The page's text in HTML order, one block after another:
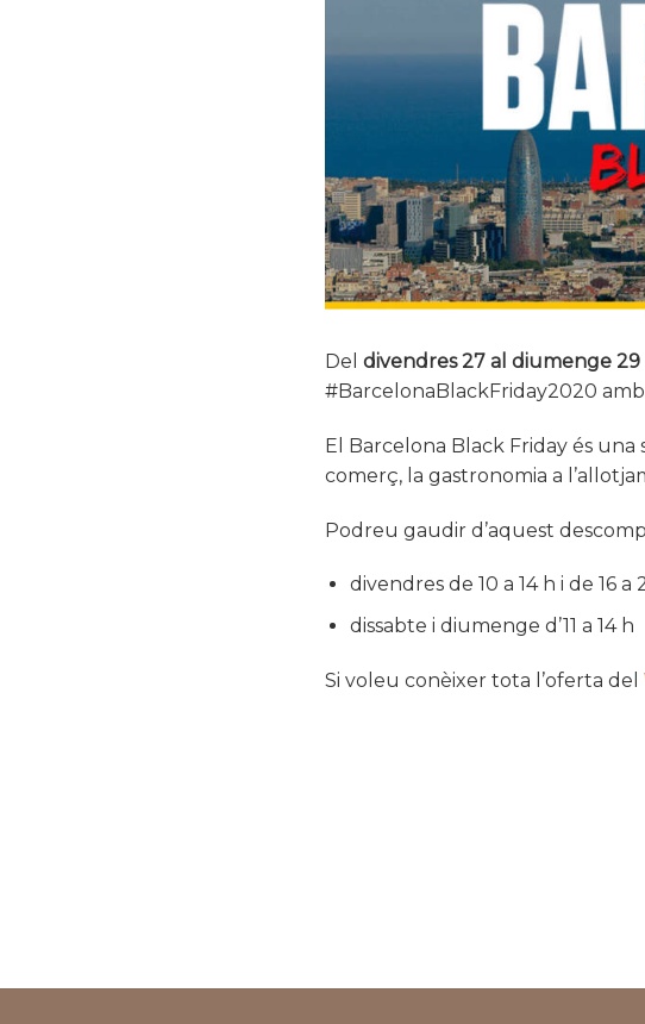
Del divendres 27 al diumenge
#BarcelonaBlackFriday2020
El Barcelona Black Friday és
comerç, la gastronomia a
Podreu gaudir d’aquest
divendres de 10 a 14 h i de 16 a
dissabte i diumenge d’11 a 14 h
Si voleu conèixer tota l’oferta del